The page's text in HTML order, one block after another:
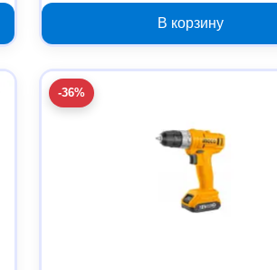
В корзину
-36%